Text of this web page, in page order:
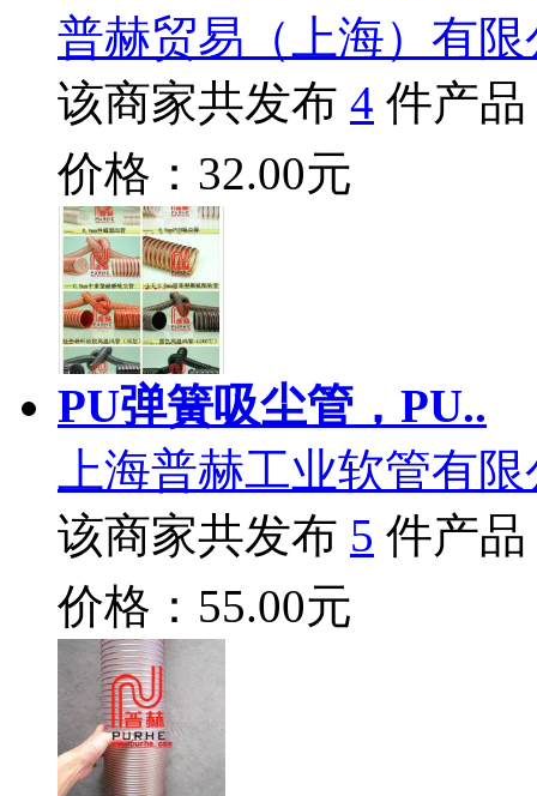
普赫贸易（上海）有限
该商家共发布 4 件产品
价格：32.00元
PU弹簧吸尘管，PU..
上海普赫工业软管有
该商家共发布 5 件产品
价格：55.00元